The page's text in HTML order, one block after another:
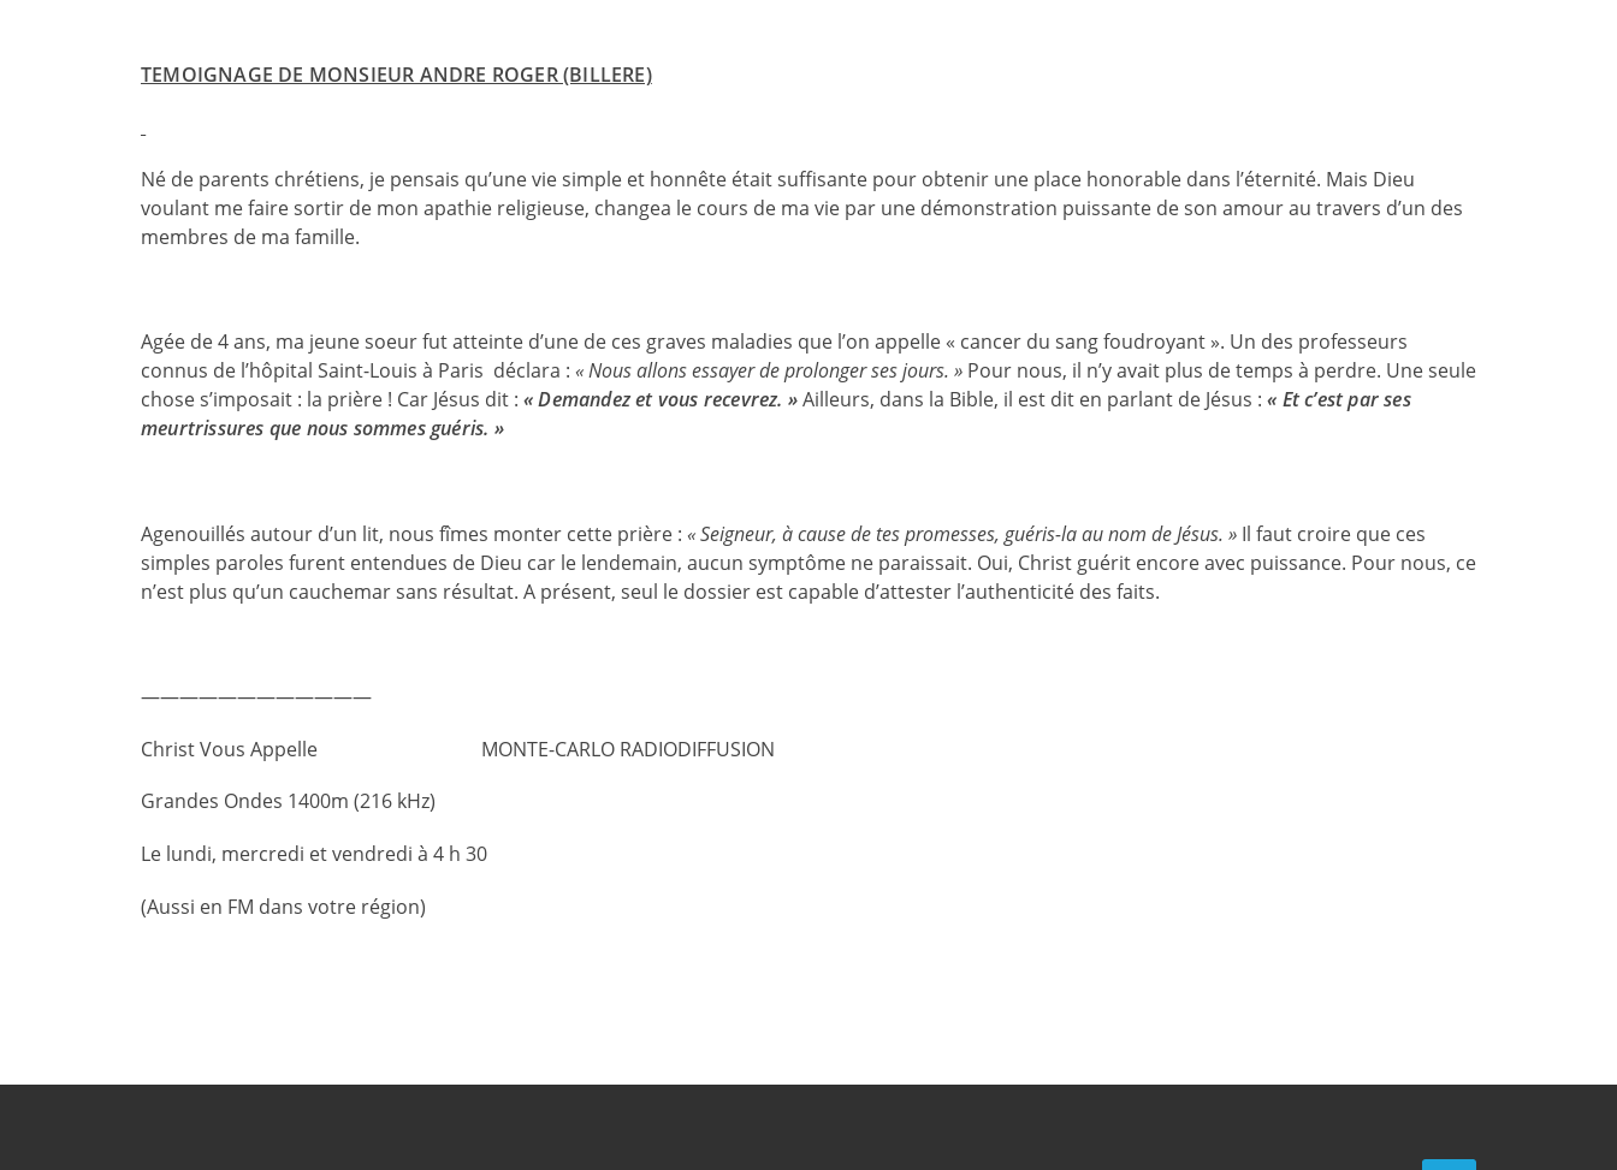
TEMOIGNAGE DE MONSIEUR ANDRE ROGER (BILLERE)
Né de parents chrétiens, je pensais qu’une vie simple et honnête était suffisante pour obtenir une place honorable dans l’éternité. Mais Dieu
voulant me faire sortir de mon apathie religieuse, changea le cours de ma vie par une démonstration puissante de son amour au travers d’un des
membres de ma famille.
Agée de 4 ans, ma jeune soeur fut atteinte d’une de ces graves maladies que l’on appelle « cancer du sang foudroyant ». Un des professeurs
connus de l’hôpital Saint-Louis à Paris déclara : « Nous allons essayer de prolonger ses jours. » Pour nous, il n’y avait plus de temps à perdre. Une seule
chose s’imposait : la prière ! Car Jésus dit : « Demandez et vous recevrez. »Ailleurs, dans la Bible, il est dit en parlant de Jésus :« Et c’est par ses
meurtrissures que nous sommes guéris. »
Agenouillés autour d’un lit, nous fîmes monter cette prière : « Seigneur, à cause de tes promesses, guéris-la au nom de Jésus. » Il faut croire que ces
simples paroles furent entendues de Dieu car le lendemain, aucun symptôme ne paraissait. Oui, Christ guérit encore avec puissance. Pour nous, ce
n’est plus qu’un cauchemar sans résultat. A présent, seul le dossier est capable d’attester l’authenticité des faits.
————————————
Christ Vous Appelle MONTE-CARLO RADIODIFFUSION
Grandes Ondes 1400m (216 kHz)
Le lundi, mercredi et vendredi à 4 h 30
(Aussi en FM dans votre région)